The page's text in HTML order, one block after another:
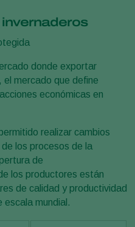
donde exportar
mercado que define
económicas en
realizar cambios
los procesos de la
de
los productores están
de calidad y productividad
escala mundial.